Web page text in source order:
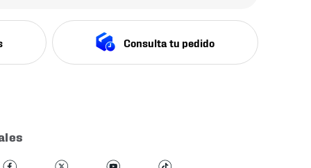
Consulta tu pedido